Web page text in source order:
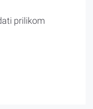
prilikom